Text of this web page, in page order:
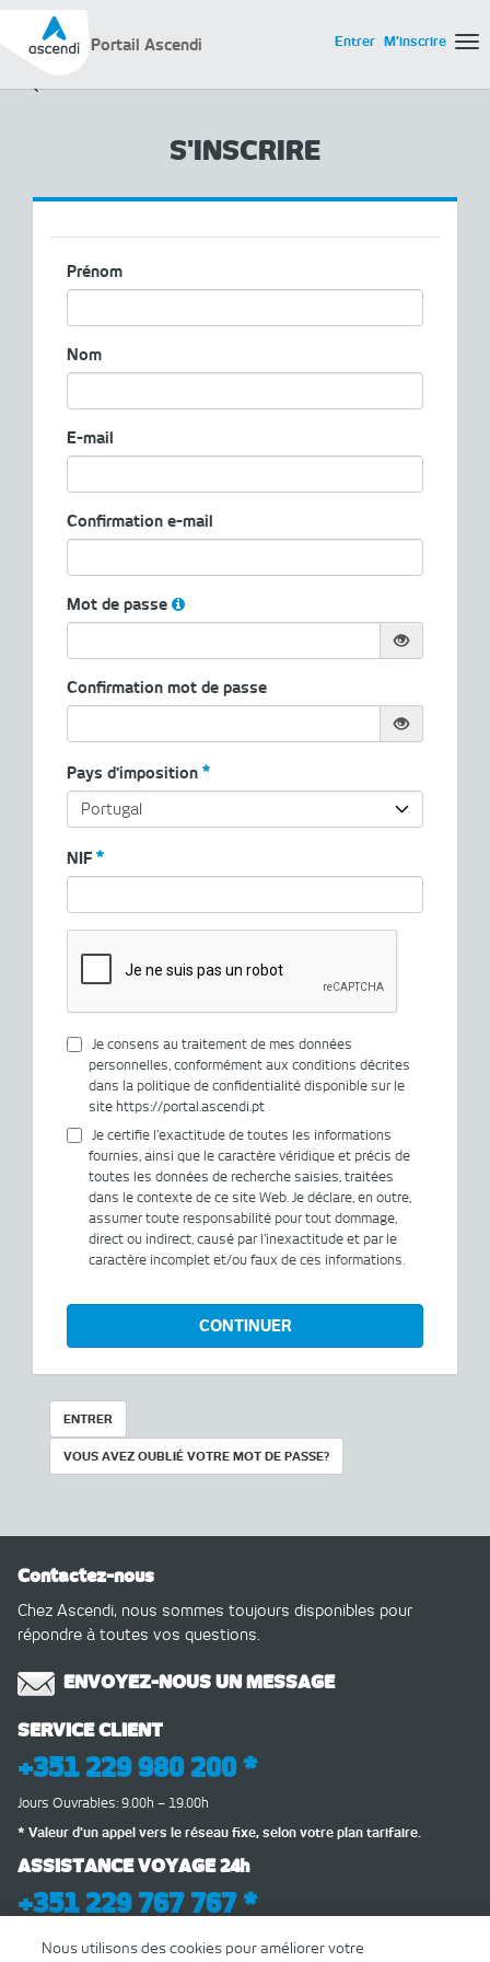
Portail Ascendi Entrer M'inscrire
S'INSCRIRE
Prénom
Nom
E-mail
Confirmation e-mail
Mot de passe
Confirmation mot de passe
Pays d'imposition
NIF
Je consens au traitement de mes données
personnelles, conformément aux conditions décrites
dans la politique de confidentialité disponible sur le
site https://portal.ascendi.pt
Je certifie l’exactitude de toutes les informations
fournies, ainsi que le caractère véridique et précis de
toutes les données de recherche saisies, traitées
dans le contexte de ce site Web. Je déclare, en outre,
assumer toute responsabilité pour tout dommage,
direct ou indirect, causé par l'inexactitude et par le
caractère incomplet et/ou faux de ces informations.
CONTINUER
ENTRER
VOUS AVEZ OUBLIÉ VOTRE MOT DE PASSE?
Contactez-nous
Chez Ascendi, nous sommes toujours disponibles pour
répondre à toutes vos questions.
ENVOYEZ-NOUS UN MESSAGE
SERVICE CLIENT
+351 229 980 200 *
Jours Ouvrables: 9.00h – 19.00h
* Valeur d'un appel vers le réseau fixe, selon votre plan tarifaire.
ASSISTANCE VOYAGE 24h
+351 229 767 767 *
LIVRE ÉLECTRONIQUE DE PLAINTES
Nous utilisons des cookies pour améliorer votre